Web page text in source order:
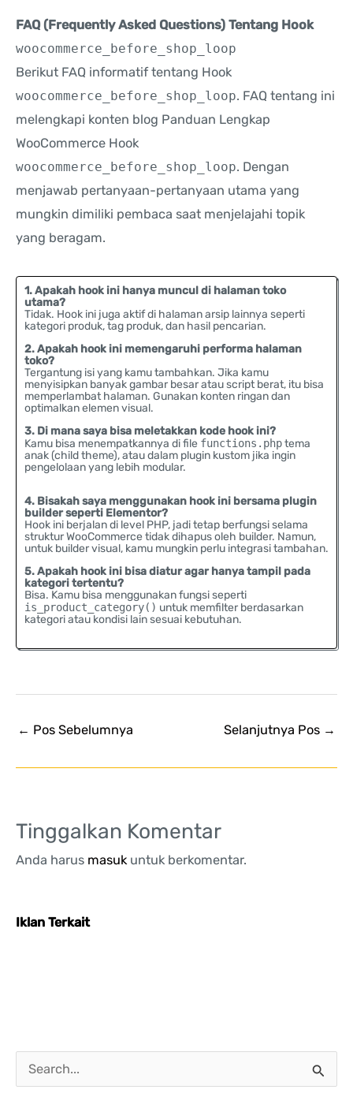
FAQ (Frequently Asked Questions) Tentang Hook
woocommerce_before_shop_loop
Berikut FAQ informatif tentang Hook
woocommerce_before_shop_loop. FAQ tentang ini
melengkapi konten blog Panduan Lengkap
WooCommerce Hook
woocommerce_before_shop_loop. Dengan
menjawab pertanyaan-pertanyaan utama yang
mungkin dimiliki pembaca saat menjelajahi topik
yang beragam.
1. Apakah hook ini hanya muncul di halaman toko
utama?
Tidak. Hook ini juga aktif di halaman arsip lainnya seperti
kategori produk, tag produk, dan hasil pencarian.
2. Apakah hook ini memengaruhi performa halaman
toko?
Tergantung isi yang kamu tambahkan. Jika kamu
menyisipkan banyak gambar besar atau script berat, itu bisa
memperlambat halaman. Gunakan konten ringan dan
optimalkan elemen visual.
3. Di mana saya bisa meletakkan kode hook ini?
Kamu bisa menempatkannya di file functions.phptema
anak (child theme), atau dalam plugin kustom jika ingin
pengelolaan yang lebih modular.
4. Bisakah saya menggunakan hook ini bersama plugin
builder seperti Elementor?
Hook ini berjalan di level PHP, jadi tetap berfungsi selama
struktur WooCommerce tidak dihapus oleh builder. Namun,
untuk builder visual, kamu mungkin perlu integrasi tambahan.
5. Apakah hook ini bisa diatur agar hanya tampil pada
kategori tertentu?
Bisa. Kamu bisa menggunakan fungsi seperti
is_product_category() untuk memfilter berdasarkan
kategori atau kondisi lain sesuai kebutuhan.
← Pos Sebelumnya Selanjutnya Pos →
Tinggalkan Komentar
Anda harus masukuntuk berkomentar.
Iklan Terkait
a